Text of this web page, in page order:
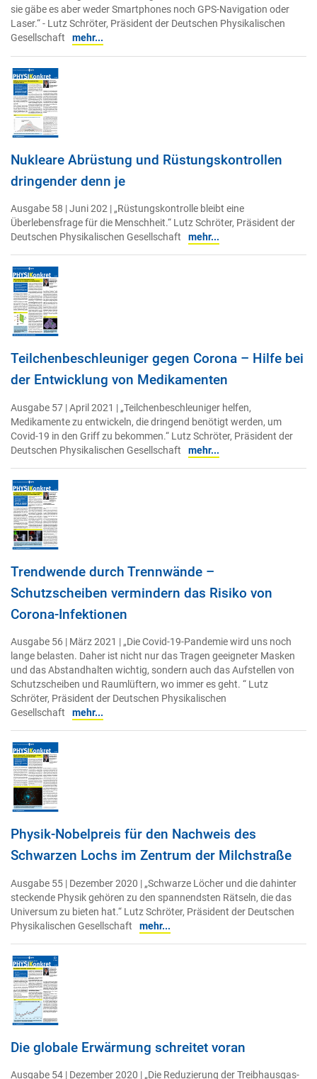
sie gäbe es aber weder Smartphones noch GPS-Navigation oder
Laser.“ - Lutz Schröter, Präsident der Deutschen Physikalischen
Gesellschaft
mehr...
Nukleare Abrüstung und Rüstungskontrollen
dringender denn je
Ausgabe 58 | Juni 202 | „Rüstungskontrolle bleibt eine
Überlebensfrage für die Menschheit.“ Lutz Schröter, Präsident der
Deutschen Physikalischen Gesellschaft
mehr...
Teilchenbeschleuniger gegen Corona – Hilfe bei
der Entwicklung von Medikamenten
Ausgabe 57 | April 2021 | „Teilchenbeschleuniger helfen,
Medikamente zu entwickeln, die dringend benötigt werden, um
Covid-19 in den Griff zu bekommen.“ Lutz Schröter, Präsident der
Deutschen Physikalischen Gesellschaft
mehr...
Trendwende durch Trennwände –
Schutzscheiben vermindern das Risiko von
Corona-Infektionen
Ausgabe 56 | März 2021 | „Die Covid-19-Pandemie wird uns noch
lange belasten. Daher ist nicht nur das Tragen geeigneter Masken
und das Abstandhalten wichtig, sondern auch das Aufstellen von
Schutzscheiben und Raumlüftern, wo immer es geht. “ Lutz
Schröter, Präsident der Deutschen Physikalischen
Gesellschaft
mehr...
Physik-Nobelpreis für den Nachweis des
Schwarzen Lochs im Zentrum der Milchstraße
Ausgabe 55 | Dezember 2020 | „Schwarze Löcher und die dahinter
steckende Physik gehören zu den spannendsten Rätseln, die das
Universum zu bieten hat.“ Lutz Schröter, Präsident der Deutschen
Physikalischen Gesellschaft
mehr...
Die globale Erwärmung schreitet voran
Ausgabe 54 | Dezember 2020 | „Die Reduzierung der Treibhausgas-